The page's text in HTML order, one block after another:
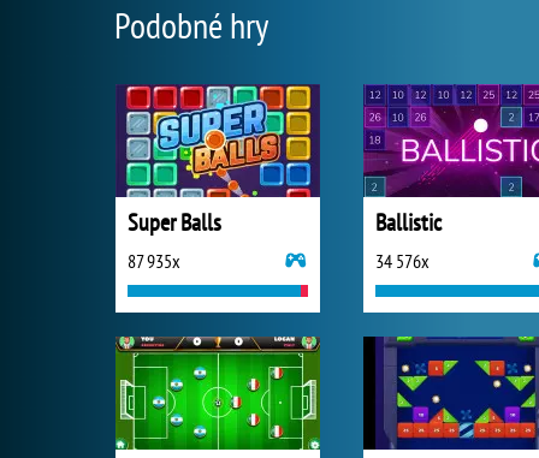
Podobné hry
Super Balls
87 935x
Ballistic
34 576x